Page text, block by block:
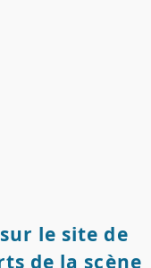
le site de
de la scène